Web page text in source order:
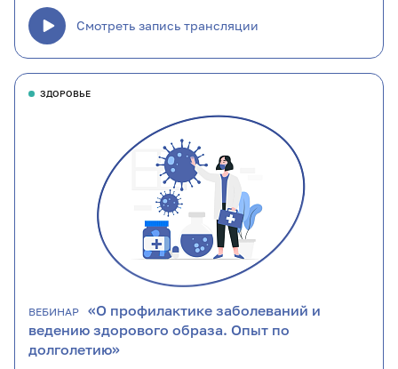
Смотреть запись трансляции
ЗДОРОВЬЕ
ВЕБИНАР
«О профилактике заболеваний и
ведению здорового образа. Опыт по
долголетию»